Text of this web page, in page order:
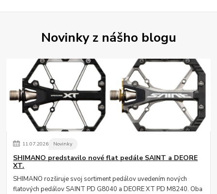
Novinky z nášho blogu
11.07.2026 Novinky
SHIMANO predstavilo nové flat pedále SAINT a DEORE
XT.
SHIMANO rozširuje svoj sortiment pedálov uvedením nových
flatových pedálov SAINT PD G8040 a DEORE XT PD M8240. Oba